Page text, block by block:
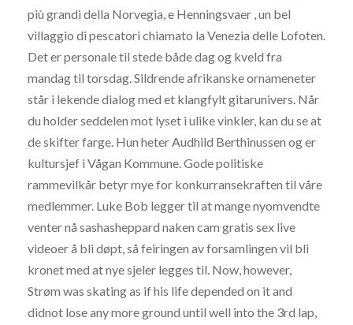
più grandi della Norvegia, e Henningsvaer , un bel
villaggio di pescatori chiamato la Venezia delle Lofoten.
Det er personale til stede både dag og kveld fra
mandag til torsdag. Sildrende afrikanske ornameneter
står i lekende dialog med et klangfylt gitarunivers. Når
du holder seddelen mot lyset i ulike vinkler, kan du se at
de skifter farge. Hun heter Audhild Berthinussen og er
kultursjef i Vågan Kommune. Gode politiske
rammevilkår betyr mye for konkurransekraften til våre
medlemmer. Luke Bob legger til at mange nyomvendte
venter nå sashasheppard naken cam gratis sex live
videoer å bli døpt, så feiringen av forsamlingen vil bli
kronet med at nye sjeler legges til. Now, however,
Strøm was skating as if his life depended on it and
didnot lose any more ground until well into the 3rd lap,